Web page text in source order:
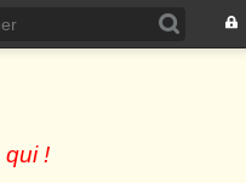
qui !